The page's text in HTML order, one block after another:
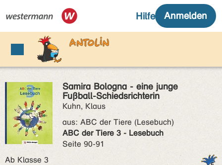
Samira Bologna - eine junge
Fußball-Schiedsrichterin
Kuhn, Klaus
aus: ABC der Tiere (Lesebuch)
ABC der Tiere 3 - Lesebuch
Seite 90-91
Ab Klasse 3